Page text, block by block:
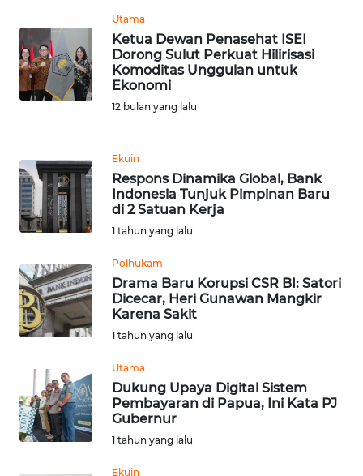
Utama
Ketua Dewan Penasehat ISEI
Dorong Sulut Perkuat Hilirisasi
Komoditas Unggulan untuk
Ekonomi
12 bulan yang lalu
Ekuin
Respons Dinamika Global, Bank
Indonesia Tunjuk Pimpinan Baru
di 2 Satuan Kerja
1 tahun yang lalu
Polhukam
Drama Baru Korupsi CSR BI: Satori
Dicecar, Heri Gunawan Mangkir
Karena Sakit
1 tahun yang lalu
Utama
Dukung Upaya Digital Sistem
Pembayaran di Papua, Ini Kata PJ
Gubernur
1 tahun yang lalu
Ekuin
MEDIA
SIBER
REDAKSI
DISCLAIMER
Wahana
News
WN
SUMUT
JAKARTA
WN
JABAR